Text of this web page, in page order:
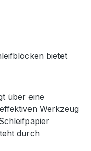
bietet
über eine
Werkzeug
durch